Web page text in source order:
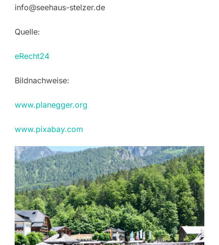
info@seehaus-stelzer.de
Quelle:
eRecht24
Bildnachweise:
www.planegger.org
www.pixabay.com